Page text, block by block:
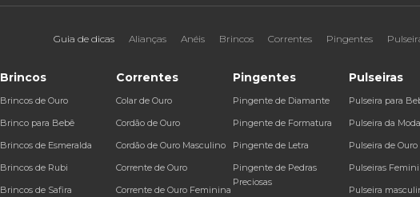
Guia de dicas Alianças Anéis Brincos Correntes Pingentes
Brincos
Brincos de Ouro
Brinco para Bebê
Brincos de Esmeralda
Brincos de Rubi
Brincos de Safira
Correntes
Colar de Ouro
Cordão de Ouro
Cordão de Ouro Masculino
Corrente de Ouro
Corrente de Ouro Feminina
Pingentes
Pingente de Diamante
Pingente de Formatura
Pingente de Letra
Pingente de Pedras
Preciosas
Pulseiras
Pulseira para
Pulseira da Moda
Pulseira de Ouro
Pulseiras
Pulseira